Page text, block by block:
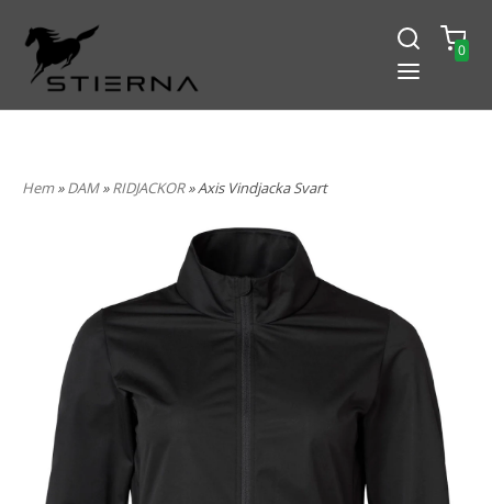
0
Hem»DAM»RIDJACKOR» Axis Vindjacka Svart